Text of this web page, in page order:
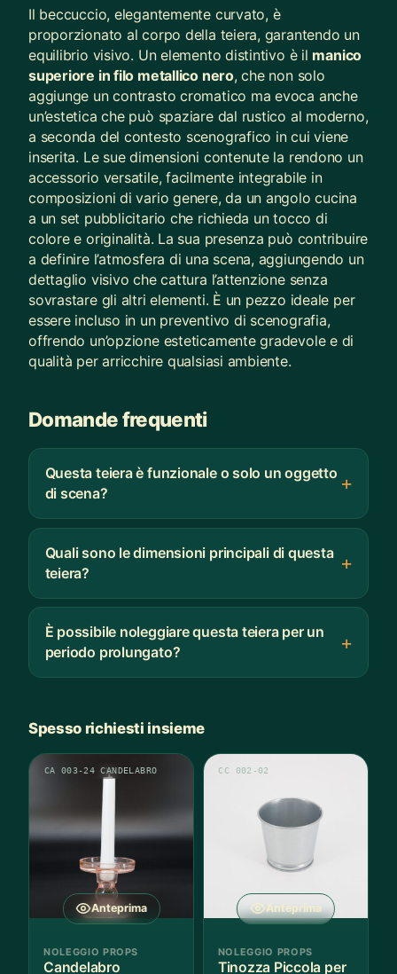
Il beccuccio, elegantemente curvato, è
proporzionato al corpo della teiera, garantendo un
equilibrio visivo. Un elemento distintivo è il manico
superiore in filo metallico nero, che non solo
aggiunge un contrasto cromatico ma evoca anche
un’estetica che può spaziare dal rustico al moderno,
a seconda del contesto scenografico in cui viene
inserita. Le sue dimensioni contenute la rendono un
accessorio versatile, facilmente integrabile in
composizioni di vario genere, da un angolo cucina
a un set pubblicitario che richieda un tocco di
colore e originalità. La sua presenza può contribuire
a definire l’atmosfera di una scena, aggiungendo un
dettaglio visivo che cattura l’attenzione senza
sovrastare gli altri elementi. È un pezzo ideale per
essere incluso in un preventivo di scenografia,
offrendo un’opzione esteticamente gradevole e di
qualità per arricchire qualsiasi ambiente.
Domande frequenti
Questa teiera è funzionale o solo un oggetto
di scena?
Quali sono le dimensioni principali di questa
teiera?
È possibile noleggiare questa teiera per un
periodo prolungato?
Spesso richiesti insieme
Anteprima
CA 003-24 CANDELABRO
NOLEGGIO PROPS
Candelabro
Anteprima
CC 002-02
NOLEGGIO PROPS
Tinozza Piccola per